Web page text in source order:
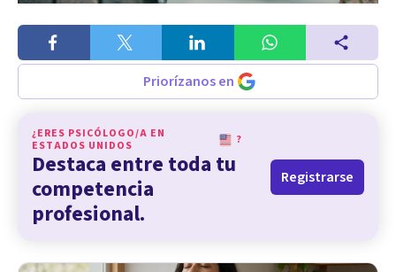
Priorízanos en
¿ERES PSICÓLOGO/A EN
ESTADOS UNIDOS
?
Destaca entre toda tu
competencia
profesional.
Registrarse